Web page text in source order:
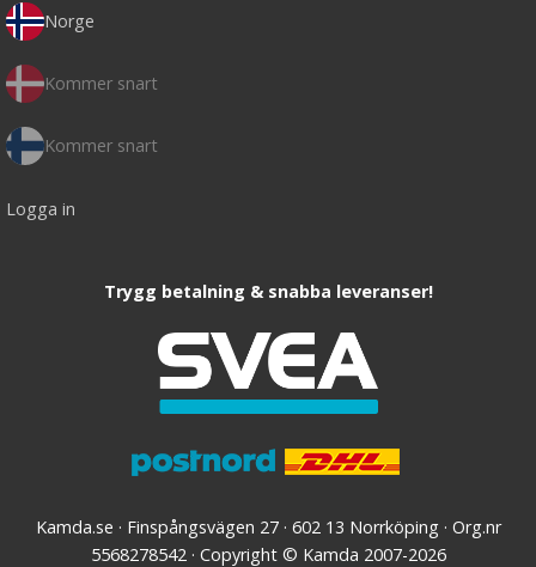
Norge
Kommer snart
Kommer snart
Logga in
Trygg betalning & snabba leveranser!
Kamda.se · Finspångsvägen 27 · 602 13 Norrköping · Org.nr
5568278542 · Copyright © Kamda 2007-2026